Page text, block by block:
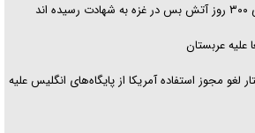
علیه عربستان
لغو مجوز استفاده آمریکا از پایگاه‌های انگلیس علیه